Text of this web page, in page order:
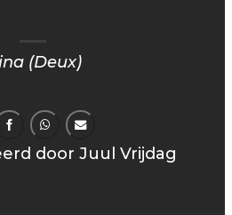
(Deux)
door Juul Vrijdag